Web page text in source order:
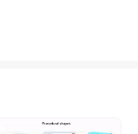
를 어떻게 알 수 있을
브러리로는 Keychain-s